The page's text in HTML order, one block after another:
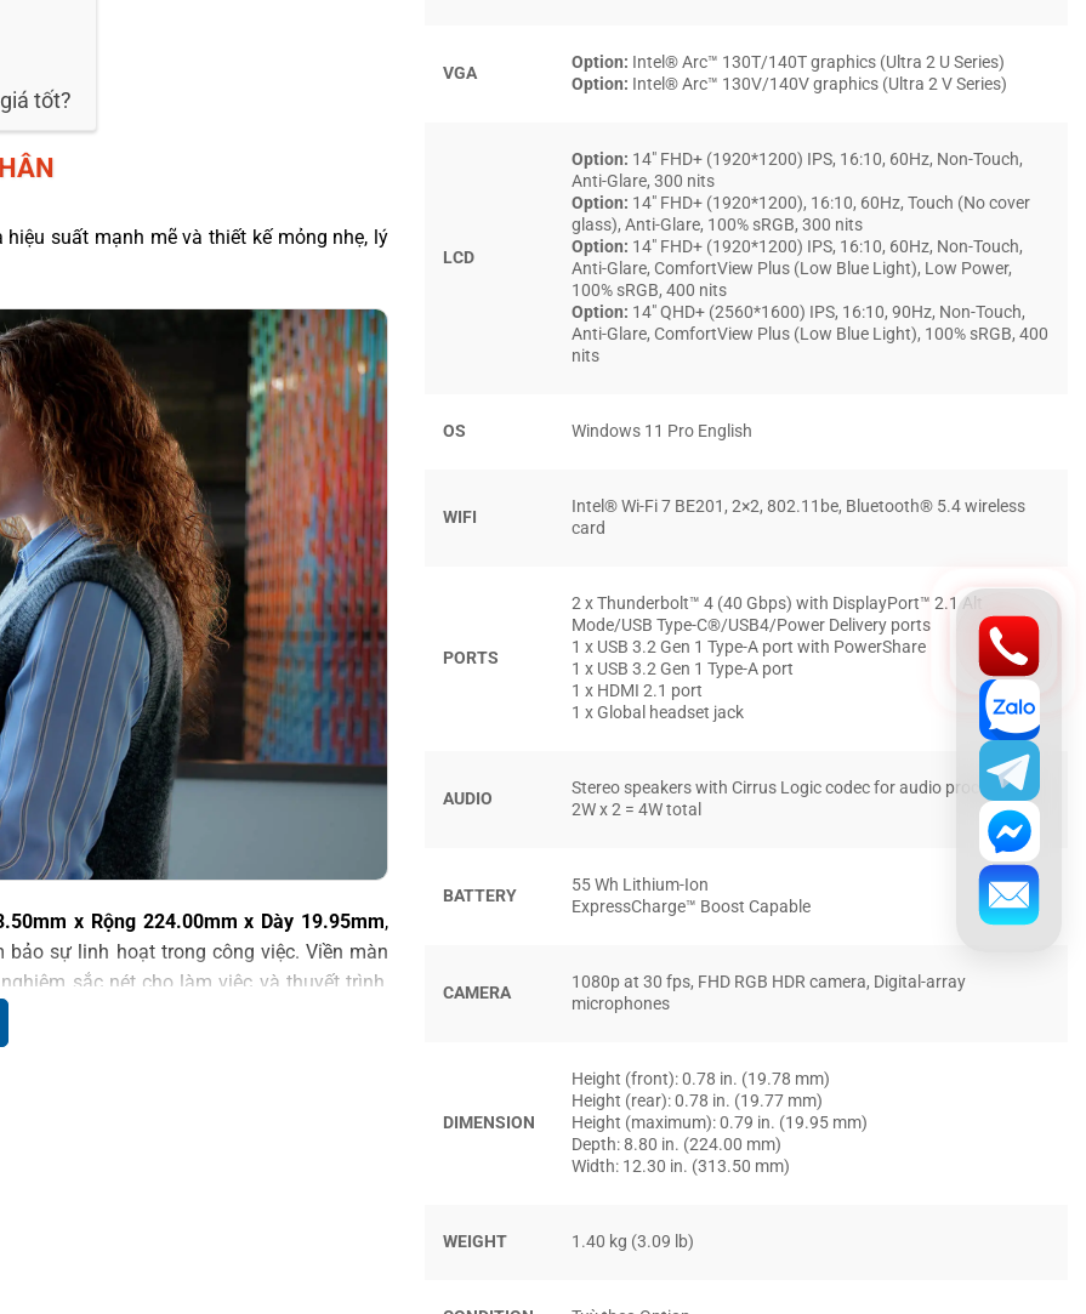
tốt?
suất mạnh mẽ và thiết kế mỏng nhẹ, lý
x Rộng 224.00mm x Dày 19.95mm,
sự linh hoạt trong công việc. Viền màn
sắc nét cho làm việc và thuyết trình,
nhấn sang trọng, chuyên nghiệp.
VGA
Option: Intel® Arc™ 130T/140T graphics (Ultra 2 U Series)
Option: Intel® Arc™ 130V/140V graphics (Ultra 2 V Series)
LCD
Option: 14″ FHD+ (1920*1200) IPS, 16:10, 60Hz, Non-Touch,
Anti-Glare, 300 nits
Option: 14″ FHD+ (1920*1200), 16:10, 60Hz, Touch (No cover
glass), Anti-Glare, 100% sRGB, 300 nits
Option: 14″ FHD+ (1920*1200) IPS, 16:10, 60Hz, Non-Touch,
Anti-Glare, ComfortView Plus (Low Blue Light), Low Power,
100% sRGB, 400 nits
Option: 14″ QHD+ (2560*1600) IPS, 16:10, 90Hz, Non-Touch,
Anti-Glare, ComfortView Plus (Low Blue Light), 100% sRGB, 400
nits
OS Windows 11 Pro English
WIFI
Intel® Wi-Fi 7 BE201, 2×2, 802.11be, Bluetooth® 5.4 wireless
card
PORTS
2 x Thunderbolt™ 4 (40 Gbps) with DisplayPort™ 2.1 Alt
Mode/USB Type-C®/USB4/Power Delivery ports
1 x USB 3.2 Gen 1 Type-A port with PowerShare
1 x USB 3.2 Gen 1 Type-A port
1 x HDMI 2.1 port
1 x Global headset jack
AUDIO
Stereo speakers with Cirrus Logic codec for audio processing,
2W x 2 = 4W total
BATTERY
55 Wh Lithium-Ion
ExpressCharge™ Boost Capable
CAMERA
1080p at 30 fps, FHD RGB HDR camera, Digital-array
microphones
DIMENSION
Height (front): 0.78 in. (19.78 mm)
Height (rear): 0.78 in. (19.77 mm)
Height (maximum): 0.79 in. (19.95 mm)
Depth: 8.80 in. (224.00 mm)
Width: 12.30 in. (313.50 mm)
WEIGHT 1.40 kg (3.09 lb)